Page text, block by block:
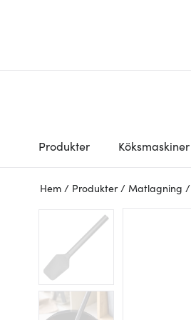
Produkter Köksmaskiner
Hem / Produkter / Matlagning /